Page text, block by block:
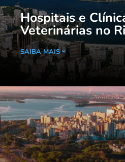
Hospitais e
Veterinárias no
SAIBA MAIS